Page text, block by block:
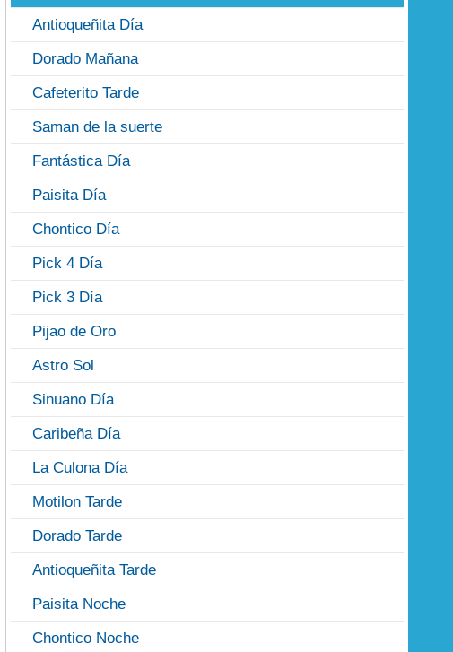
Antioqueñita Día
Dorado Mañana
Cafeterito Tarde
Saman de la suerte
Fantástica Día
Paisita Día
Chontico Día
Pick 4 Día
Pick 3 Día
Pijao de Oro
Astro Sol
Sinuano Día
Caribeña Día
La Culona Día
Motilon Tarde
Dorado Tarde
Antioqueñita Tarde
Paisita Noche
Chontico Noche